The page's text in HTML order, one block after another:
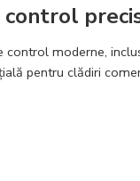
moderne,
pentru clădiri